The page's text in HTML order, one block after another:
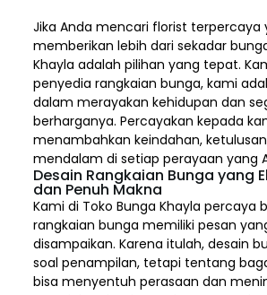
Jika Anda mencari florist
memberikan lebih dari sekadar
Khayla adalah pilihan yang tepat.
penyedia rangkaian bunga, kami
dalam merayakan kehidupan dan
berharganya. Percayakan kepada
menambahkan keindahan,
mendalam di setiap perayaan yang
Desain Rangkaian Bunga yang
dan Penuh Makna
Kami di Toko Bunga Khayla percaya
rangkaian bunga memiliki pesan
disampaikan. Karena itulah, desain
soal penampilan, tetapi tentang
bisa menyentuh perasaan dan